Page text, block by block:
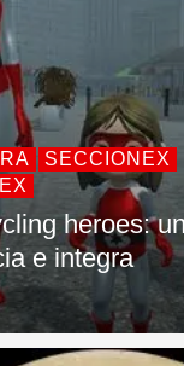
SECCIONEX
heroes:
e integra